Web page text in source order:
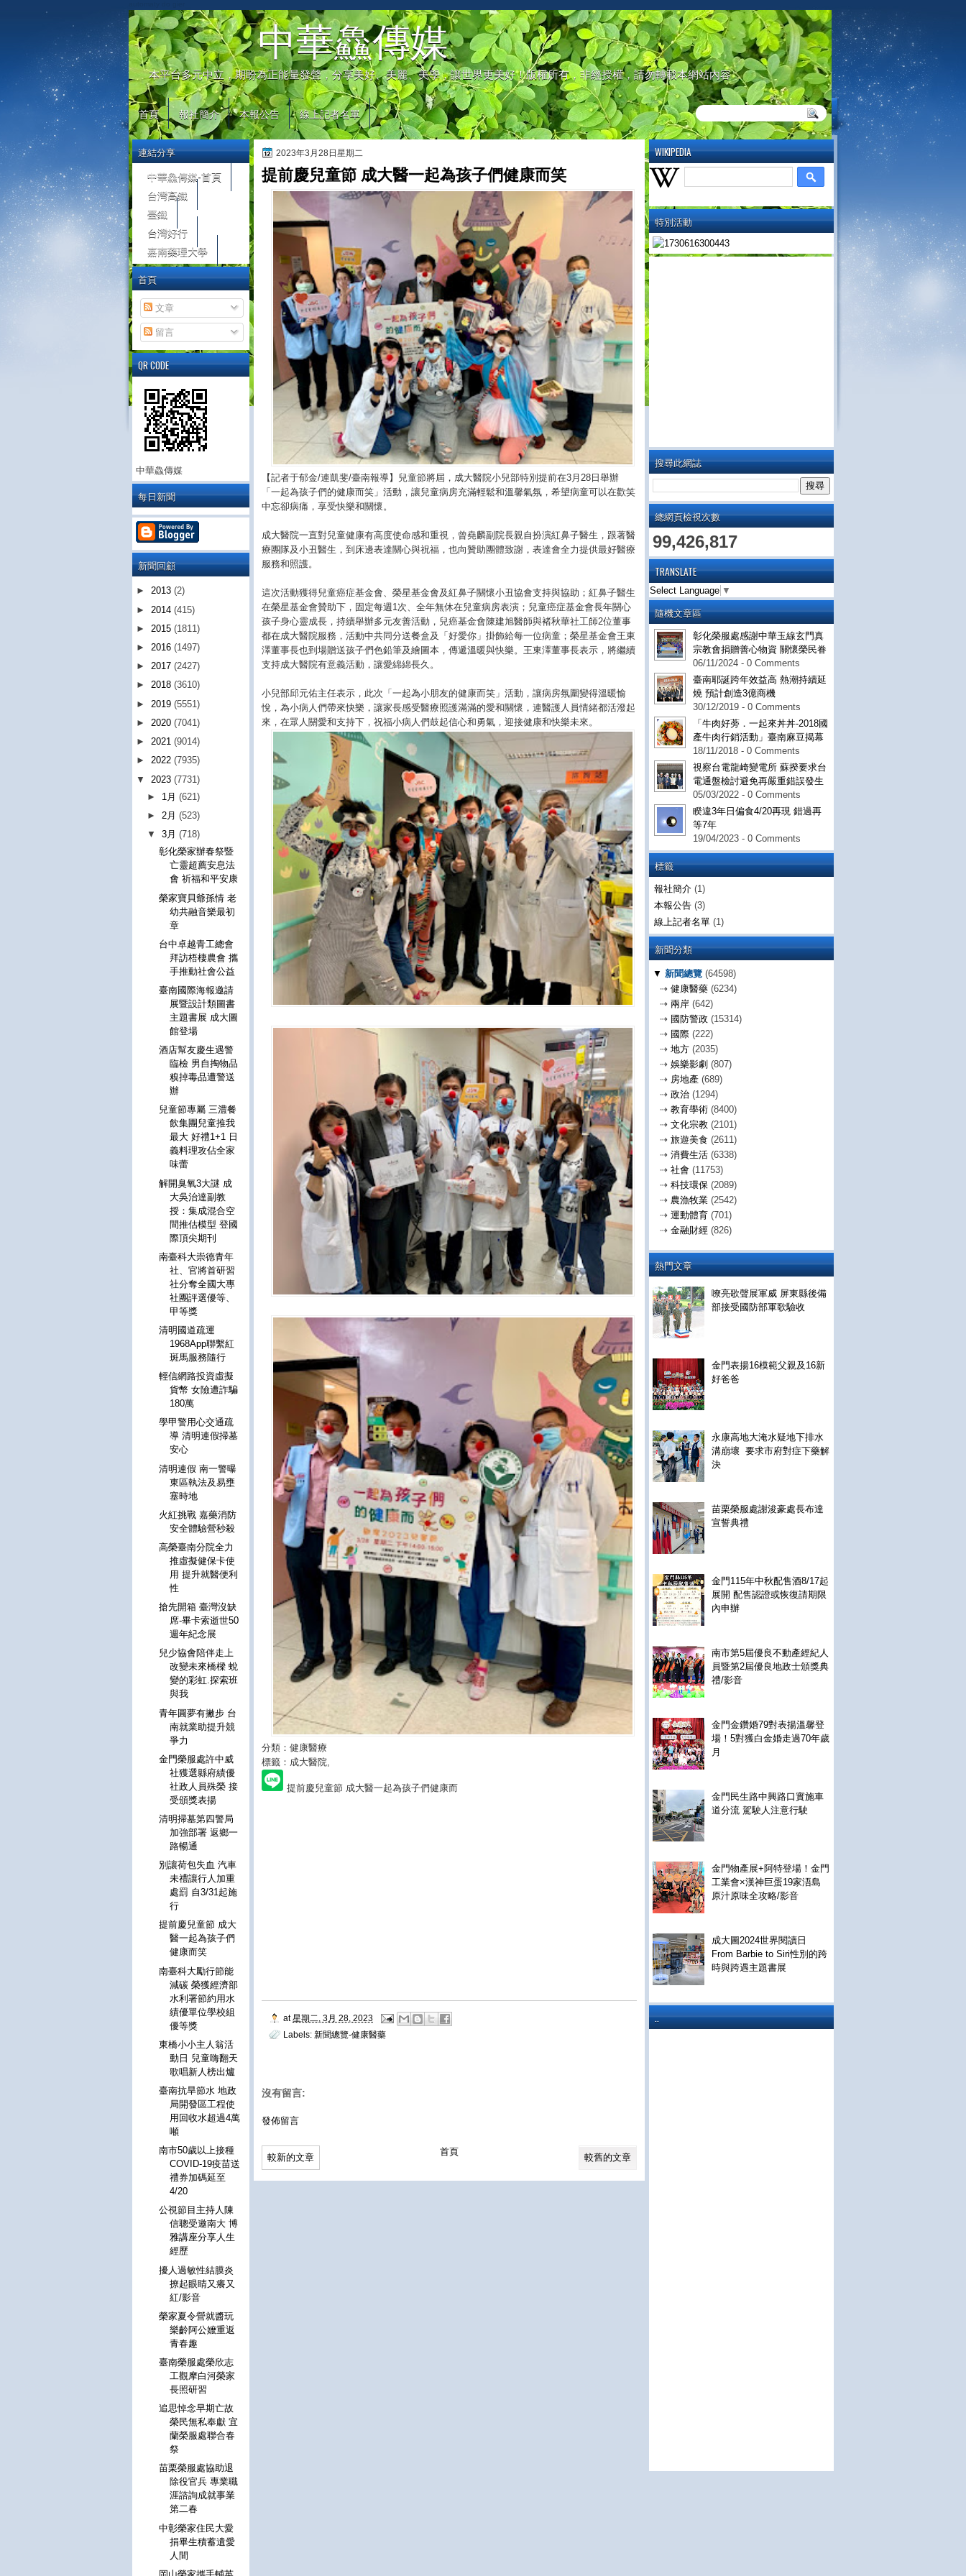
中華鱻傳媒
本平台多元中立，期盼為正能量發聲，分享美好、美麗、美學，讓世界更美好！版權所有，非經授權，請勿轉載本網站內容
首頁 報社簡介 本報公告 線上記者名單
WIKIPEDIA
特別活動
搜尋此網誌
總網頁檢視次數
99,426,817
TRANSLATE
Select Language ▼
隨機文章區
彰化榮服處感謝中華玉線玄門真
宗教會捐贈善心物資 關懷榮民眷
06/11/2024 - 0 Comments
臺南耶誕跨年效益高 熱潮持續延
燒 預計創造3億商機
30/12/2019 - 0 Comments
「牛肉好蒡．一起來丼丼-2018國
產牛肉行銷活動」臺南麻豆揭幕
18/11/2018 - 0 Comments
視察台電龍崎變電所 蘇揆要求台
電通盤檢討避免再嚴重錯誤發生
05/03/2022 - 0 Comments
睽違3年日偏食4/20再現 錯過再
等7年
19/04/2023 - 0 Comments
標籤
報社簡介 (1)
本報公告 (3)
線上記者名單 (1)
新聞分類
▼ 新聞總覽 (64598)
⇢ 健康醫藥 (6234)
⇢ 兩岸 (642)
⇢ 國防警政 (15314)
⇢ 國際 (222)
⇢ 地方 (2035)
⇢ 娛樂影劇 (807)
⇢ 房地產 (689)
⇢ 政治 (1294)
⇢ 教育學術 (8400)
⇢ 文化宗教 (2101)
⇢ 旅遊美食 (2611)
⇢ 消費生活 (6338)
⇢ 社會 (11753)
⇢ 科技環保 (2089)
⇢ 農漁牧業 (2542)
⇢ 運動體育 (701)
⇢ 金融財經 (826)
熱門文章
嘹亮歌聲展軍威 屏東縣後備
部接受國防部軍歌驗收
金門表揚16模範父親及16新
好爸爸
永康高地大淹水疑地下排水
溝崩壞 要求市府對症下藥解
決
苗栗榮服處謝浚豪處長布達
宣誓典禮
金門115年中秋配售酒8/17起
展開 配售認證或恢復請期限
內申辦
南市第5屆優良不動產經紀人
員暨第2屆優良地政士頒獎典
禮/影音
金門金鑽婚79對表揚溫馨登
場！5對獲白金婚走過70年歲
月
金門民生路中興路口實施車
道分流 駕駛人注意行駛
金門物產展+阿特登場！金門
工業會×漢神巨蛋19家浯島
原汁原味全攻略/影音
成大圖2024世界閱讀日
From Barbie to Siri性別的跨
時與跨遇主題書展
..
2023年3月28日星期二
提前慶兒童節 成大醫一起為孩子們健康而笑
【記者于郁金/連凱斐/臺南報導】兒童節將屆，成大醫院小兒部特別提前在3月28日舉辦
「一起為孩子們的健康而笑」活動，讓兒童病房充滿輕鬆和溫馨氣氛，希望病童可以在歡笑
中忘卻病痛，享受快樂和關懷。
成大醫院一直對兒童健康有高度使命感和重視，曾堯麟副院長親自扮演紅鼻子醫生，跟著醫
療團隊及小丑醫生，到床邊表達關心與祝福，也向贊助團體致謝，表達會全力提供最好醫療
服務和照護。
這次活動獲得兒童癌症基金會、榮星基金會及紅鼻子關懷小丑協會支持與協助；紅鼻子醫生
在榮星基金會贊助下，固定每週1次、全年無休在兒童病房表演；兒童癌症基金會長年關心
孩子身心靈成長，持續舉辦多元友善活動，兒癌基金會陳建旭醫師與褚秋華社工師2位董事
都在成大醫院服務，活動中共同分送餐盒及「好愛你」掛飾給每一位病童；榮星基金會王東
澤董事長也到場贈送孩子們色鉛筆及繪圖本，傳遞溫暖與快樂。王東澤董事長表示，將繼續
支持成大醫院有意義活動，讓愛綿綿長久。
小兒部邱元佑主任表示，此次「一起為小朋友的健康而笑」活動，讓病房氛圍變得溫暖愉
悅，為小病人們帶來快樂，讓家長感受醫療照護滿滿的愛和關懷，連醫護人員情緒都活潑起
來，在眾人關愛和支持下，祝福小病人們鼓起信心和勇氣，迎接健康和快樂未來。
分類：健康醫療
標籤：成大醫院
提前慶兒童節 成大醫一起為孩子們健康而
at 星期二, 3月 28, 2023
Labels: 新聞總覽-健康醫藥
沒有留言:
發佈留言
較新的文章 較舊的文章
首頁
連結分享
中華鱻傳媒-首頁
台灣高鐵
臺鐵
台灣好行
嘉南藥理大學
首頁
文章
留言
QR CODE
中華鱻傳媒
每日新聞
新聞回顧
► 2013 (2)
► 2014 (415)
► 2015 (1811)
► 2016 (1497)
► 2017 (2427)
► 2018 (3610)
► 2019 (5551)
► 2020 (7041)
► 2021 (9014)
► 2022 (7935)
▼ 2023 (7731)
► 1月(621)
► 2月(523)
▼3月(718)
彰化榮家辦春祭暨
亡靈超薦安息法
會 祈福和平安康
榮家寶貝爺孫情 老
幼共融音樂最初
章
台中卓越青工總會
拜訪梧棲農會 攜
手推動社會公益
臺南國際海報邀請
展暨設計類圖書
主題書展 成大圖
館登場
酒店幫友慶生遇警
臨檢 男自掏物品
糗掉毒品遭警送
辦
兒童節專屬 三澧餐
飲集團兒童推我
最大 好禮1+1 日
義料理攻佔全家
味蕾
解開臭氧3大謎 成
大吳治達副教
授：集成混合空
間推估模型 登國
際頂尖期刊
南臺科大崇德青年
社、官將首研習
社分奪全國大專
社團評選優等、
甲等獎
清明國道疏運
1968App聯繫紅
斑馬服務隨行
輕信網路投資虛擬
貨幣 女險遭詐騙
180萬
學甲警用心交通疏
導 清明連假掃墓
安心
清明連假 南一警曝
東區執法及易壅
塞時地
火紅挑戰 嘉藥消防
安全體驗營秒殺
高榮臺南分院全力
推虛擬健保卡使
用 提升就醫便利
性
搶先開箱 臺灣沒缺
席-畢卡索逝世50
週年紀念展
兒少協會陪伴走上
改變未來橋樑 蛻
變的彩虹.探索班
與我
青年圓夢有撇步 台
南就業助提升競
爭力
金門榮服處許中威
社獲選縣府績優
社政人員殊榮 接
受頒獎表揚
清明掃墓第四警局
加強部署 返鄉一
路暢通
別讓荷包失血 汽車
未禮讓行人加重
處罰 自3/31起施
行
提前慶兒童節 成大
醫一起為孩子們
健康而笑
南臺科大勵行節能
減碳 榮獲經濟部
水利署節約用水
績優單位學校組
優等獎
東橋小小主人翁活
動日 兒童嗨翻天
歌唱新人榜出爐
臺南抗旱節水 地政
局開發區工程使
用回收水超過4萬
噸
南市50歲以上接種
COVID-19疫苗送
禮券加碼延至
4/20
公視節目主持人陳
信聰受邀南大 博
雅講座分享人生
經歷
擾人過敏性結膜炎
撩起眼睛又癢又
紅/影音
榮家夏令營就醬玩
樂齡阿公嬤重返
青春趣
臺南榮服處榮欣志
工觀摩白河榮家
長照研習
追思悼念早期亡故
榮民無私奉獻 宜
蘭榮服處聯合春
祭
苗栗榮服處協助退
除役官兵 專業職
涯諮詢成就事業
第二春
中彰榮家住民大愛
捐畢生積蓄遺愛
人間